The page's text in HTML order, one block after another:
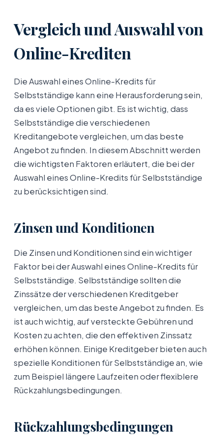
Vergleich und Auswahl von
Online-Krediten
Die Auswahl eines Online-Kredits für
Selbstständige kann eine Herausforderung sein,
da es viele Optionen gibt. Es ist wichtig, dass
Selbstständige die verschiedenen
Kreditangebote vergleichen, um das beste
Angebot zu finden. In diesem Abschnitt werden
die wichtigsten Faktoren erläutert, die bei der
Auswahl eines Online-Kredits für Selbstständige
zu berücksichtigen sind.
Zinsen und Konditionen
Die Zinsen und Konditionen sind ein wichtiger
Faktor bei der Auswahl eines Online-Kredits für
Selbstständige. Selbstständige sollten die
Zinssätze der verschiedenen Kreditgeber
vergleichen, um das beste Angebot zu finden. Es
ist auch wichtig, auf versteckte Gebühren und
Kosten zu achten, die den effektiven Zinssatz
erhöhen können. Einige Kreditgeber bieten auch
spezielle Konditionen für Selbstständige an, wie
zum Beispiel längere Laufzeiten oder flexiblere
Rückzahlungsbedingungen.
Rückzahlungsbedingungen